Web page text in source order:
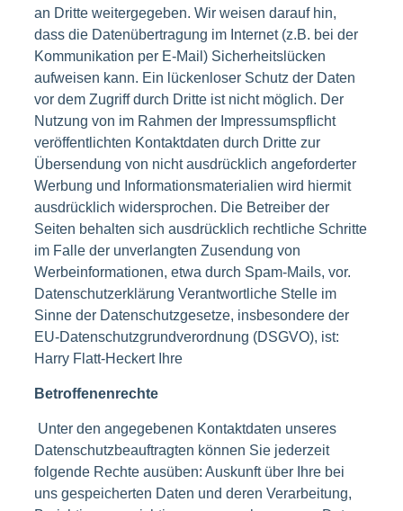
an Dritte weitergegeben. Wir weisen darauf hin,
dass die Datenübertragung im Internet (z.B. bei der
Kommunikation per E-Mail) Sicherheitslücken
aufweisen kann. Ein lückenloser Schutz der Daten
vor dem Zugriff durch Dritte ist nicht möglich. Der
Nutzung von im Rahmen der Impressumspflicht
veröffentlichten Kontaktdaten durch Dritte zur
Übersendung von nicht ausdrücklich angeforderter
Werbung und Informationsmaterialien wird hiermit
ausdrücklich widersprochen. Die Betreiber der
Seiten behalten sich ausdrücklich rechtliche Schritte
im Falle der unverlangten Zusendung von
Werbeinformationen, etwa durch Spam-Mails, vor.
Datenschutzerklärung Verantwortliche Stelle im
Sinne der Datenschutzgesetze, insbesondere der
EU-Datenschutzgrundverordnung (DSGVO), ist:
Harry Flatt-Heckert Ihre
Betroffenenrechte
Unter den angegebenen Kontaktdaten unseres
Datenschutzbeauftragten können Sie jederzeit
folgende Rechte ausüben: Auskunft über Ihre bei
uns gespeicherten Daten und deren Verarbeitung,